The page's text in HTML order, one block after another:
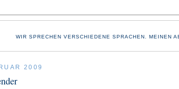
WIR SPRECHEN VERSCHIEDENE SPRACHEN. MEINEN
2009